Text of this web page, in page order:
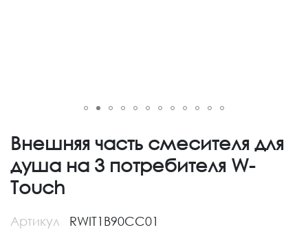
Внешняя часть смесителя для
душа на 3 потребителя W-
Touch
Артикул RWIT1B90CC01